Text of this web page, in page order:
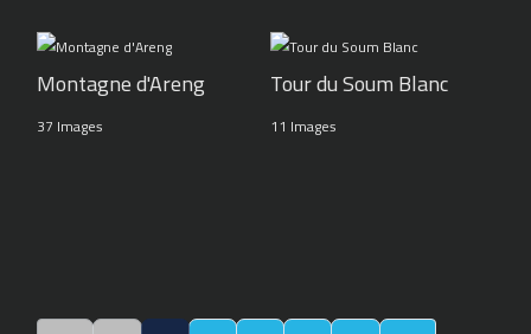
Montagne d'Areng
37 Images
Tour du Soum Blanc
11 Images